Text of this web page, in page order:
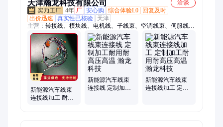
天津瀚龙科技有限公司
洽谈
4年 厂 安心购 综合体验L0
回复及时
出价迅速
真实性已核验
天津
主营： 转接线、模块线、电机线、子线束、空调线束、伺服线
束、电缆线、集成阀、光伏板、配电箱、电源线、标识卡、汇流
线、信号线、动力线、医用线、连接线、铜线芯、插头线、端子
线、电子线、配电柜、辐照线、开口电缆、家用电器
新能源汽车线束
连接线加工 耐用
新能源汽车线束
连接线 定制加工
新能源汽车线束
连接线加工 定制